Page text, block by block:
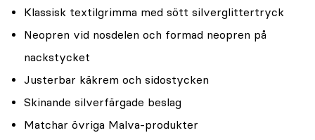
Klassisk textilgrimma med sött silverglittertryck
Neopren vid nosdelen och formad neopren på
nackstycket
Justerbar käkrem och sidostycken
Skinande silverfärgade beslag
Matchar övriga Malva-produkter